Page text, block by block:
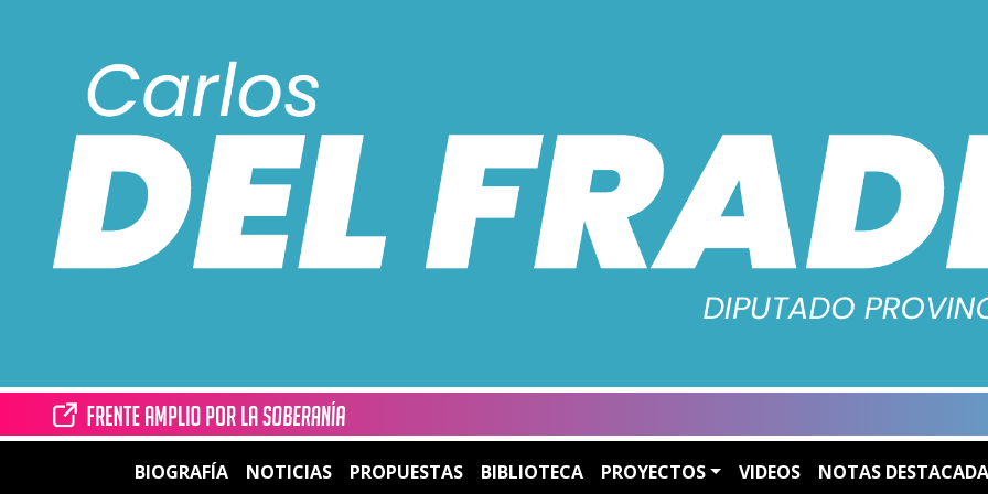
BIOGRAFÍA NOTICIAS PROPUESTAS BIBLIOTECA PROYECTOS VIDEOS NOTAS